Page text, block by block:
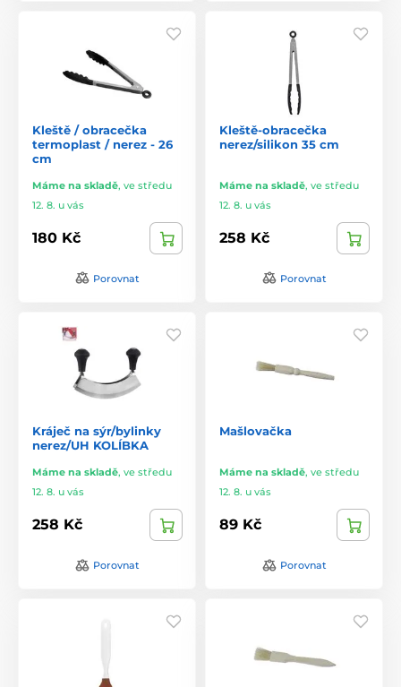
Kleště / obracečka
termoplast / nerez - 26
cm
Máme na skladě, ve středu
12. 8. u vás
180 Kč
Porovnat
Kleště-obracečka
nerez/silikon 35 cm
Máme na skladě, ve středu
12. 8. u vás
258 Kč
Porovnat
Kráječ na sýr/bylinky
nerez/UH KOLÍBKA
Máme na skladě, ve středu
12. 8. u vás
258 Kč
Porovnat
Mašlovačka
Máme na skladě, ve středu
12. 8. u vás
89 Kč
Porovnat